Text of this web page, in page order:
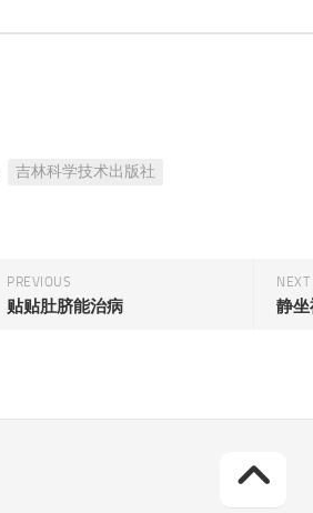
临
案
吉林科学技术出版社
NEXT
静坐
PREVIOUS
贴贴肚脐能治病